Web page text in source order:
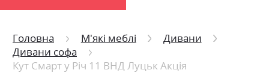
Головна М'які меблі
Дивани
Дивани софа
Кут Смарт у Річ 11 ВНД Луцьк Акція